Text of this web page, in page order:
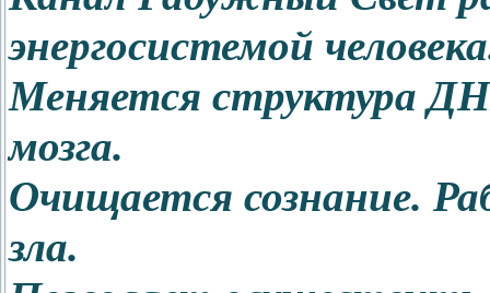
энергосистемой
Меняется структура
мозга.
Очищается сознание.
зла.